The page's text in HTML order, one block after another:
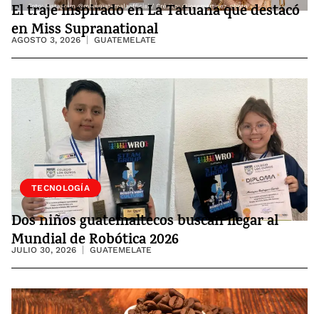
El traje inspirado en La Tatuana que destacó
en Miss Supranational
AGOSTO 3, 2026 GUATEMELATE
SOCIEDAD
TECNOLOGÍA
Dos niños guatemaltecos buscan llegar al
Mundial de Robótica 2026
JULIO 30, 2026 GUATEMELATE